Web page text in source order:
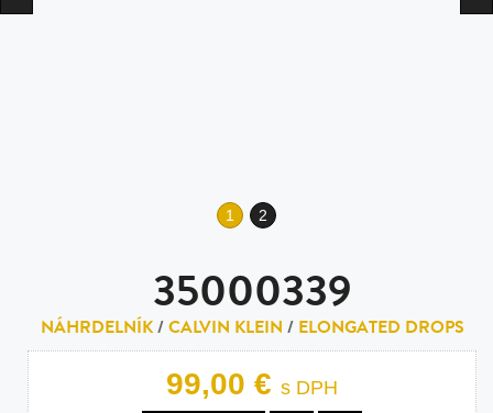
1 2
35000339
NÁHRDELNÍK/CALVIN KLEIN / ELONGATED DROPS
99,00 € s DPH